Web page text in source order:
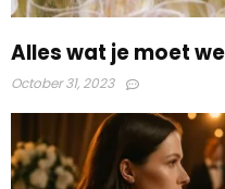
Alles wat je moet
October 31, 2023